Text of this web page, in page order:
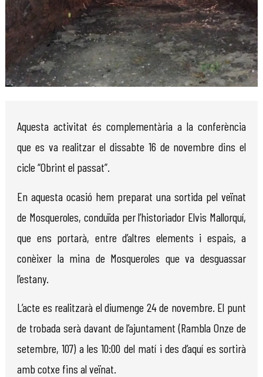
Aquesta activitat és complementària a la conferència
que es va realitzar el dissabte 16 de novembre dins el
cicle “Obrint el passat”.
En aquesta ocasió hem preparat una sortida pel veïnat
de Mosqueroles, conduïda per l’historiador Elvis Mallorquí,
que ens portarà, entre d’altres elements i espais, a
conèixer la mina de Mosqueroles que va desguassar
l’estany.
L’acte es realitzarà el diumenge 24 de novembre. El punt
de trobada serà davant de l’ajuntament (Rambla Onze de
setembre, 107) a les 10:00 del matí i des d’aquí es sortirà
amb cotxe fins al veïnat.